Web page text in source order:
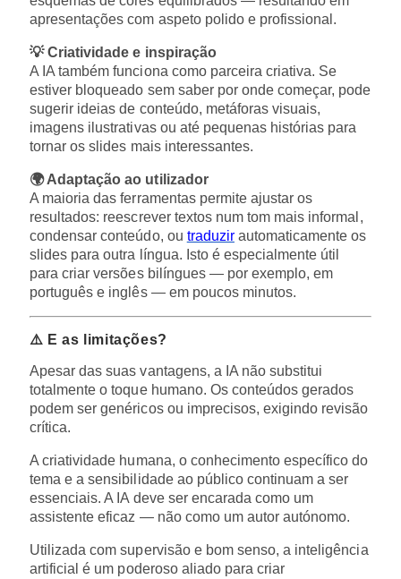
apresentações com aspeto polido e profissional.
💡 Criatividade e inspiração
A IA também funciona como parceira criativa. Se
estiver bloqueado sem saber por onde começar, pode
sugerir ideias de conteúdo, metáforas visuais,
imagens ilustrativas ou até pequenas histórias para
tornar os slides mais interessantes.
🌍 Adaptação ao utilizador
A maioria das ferramentas permite ajustar os
resultados: reescrever textos num tom mais informal,
condensar conteúdo, ou traduzirautomaticamente os
slides para outra língua. Isto é especialmente útil
para criar versões bilíngues — por exemplo, em
português e inglês — em poucos minutos.
⚠️ E as limitações?
Apesar das suas vantagens, a IA não substitui
totalmente o toque humano. Os conteúdos gerados
podem ser genéricos ou imprecisos, exigindo revisão
crítica.
A criatividade humana, o conhecimento específico do
tema e a sensibilidade ao público continuam a ser
essenciais. A IA deve ser encarada como um
assistente eficaz — não como um autor autónomo.
Utilizada com supervisão e bom senso, a inteligência
artificial é um poderoso aliado para criar